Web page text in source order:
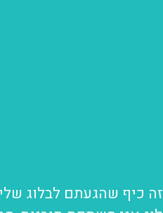
כיף שהגעתם לבלוג